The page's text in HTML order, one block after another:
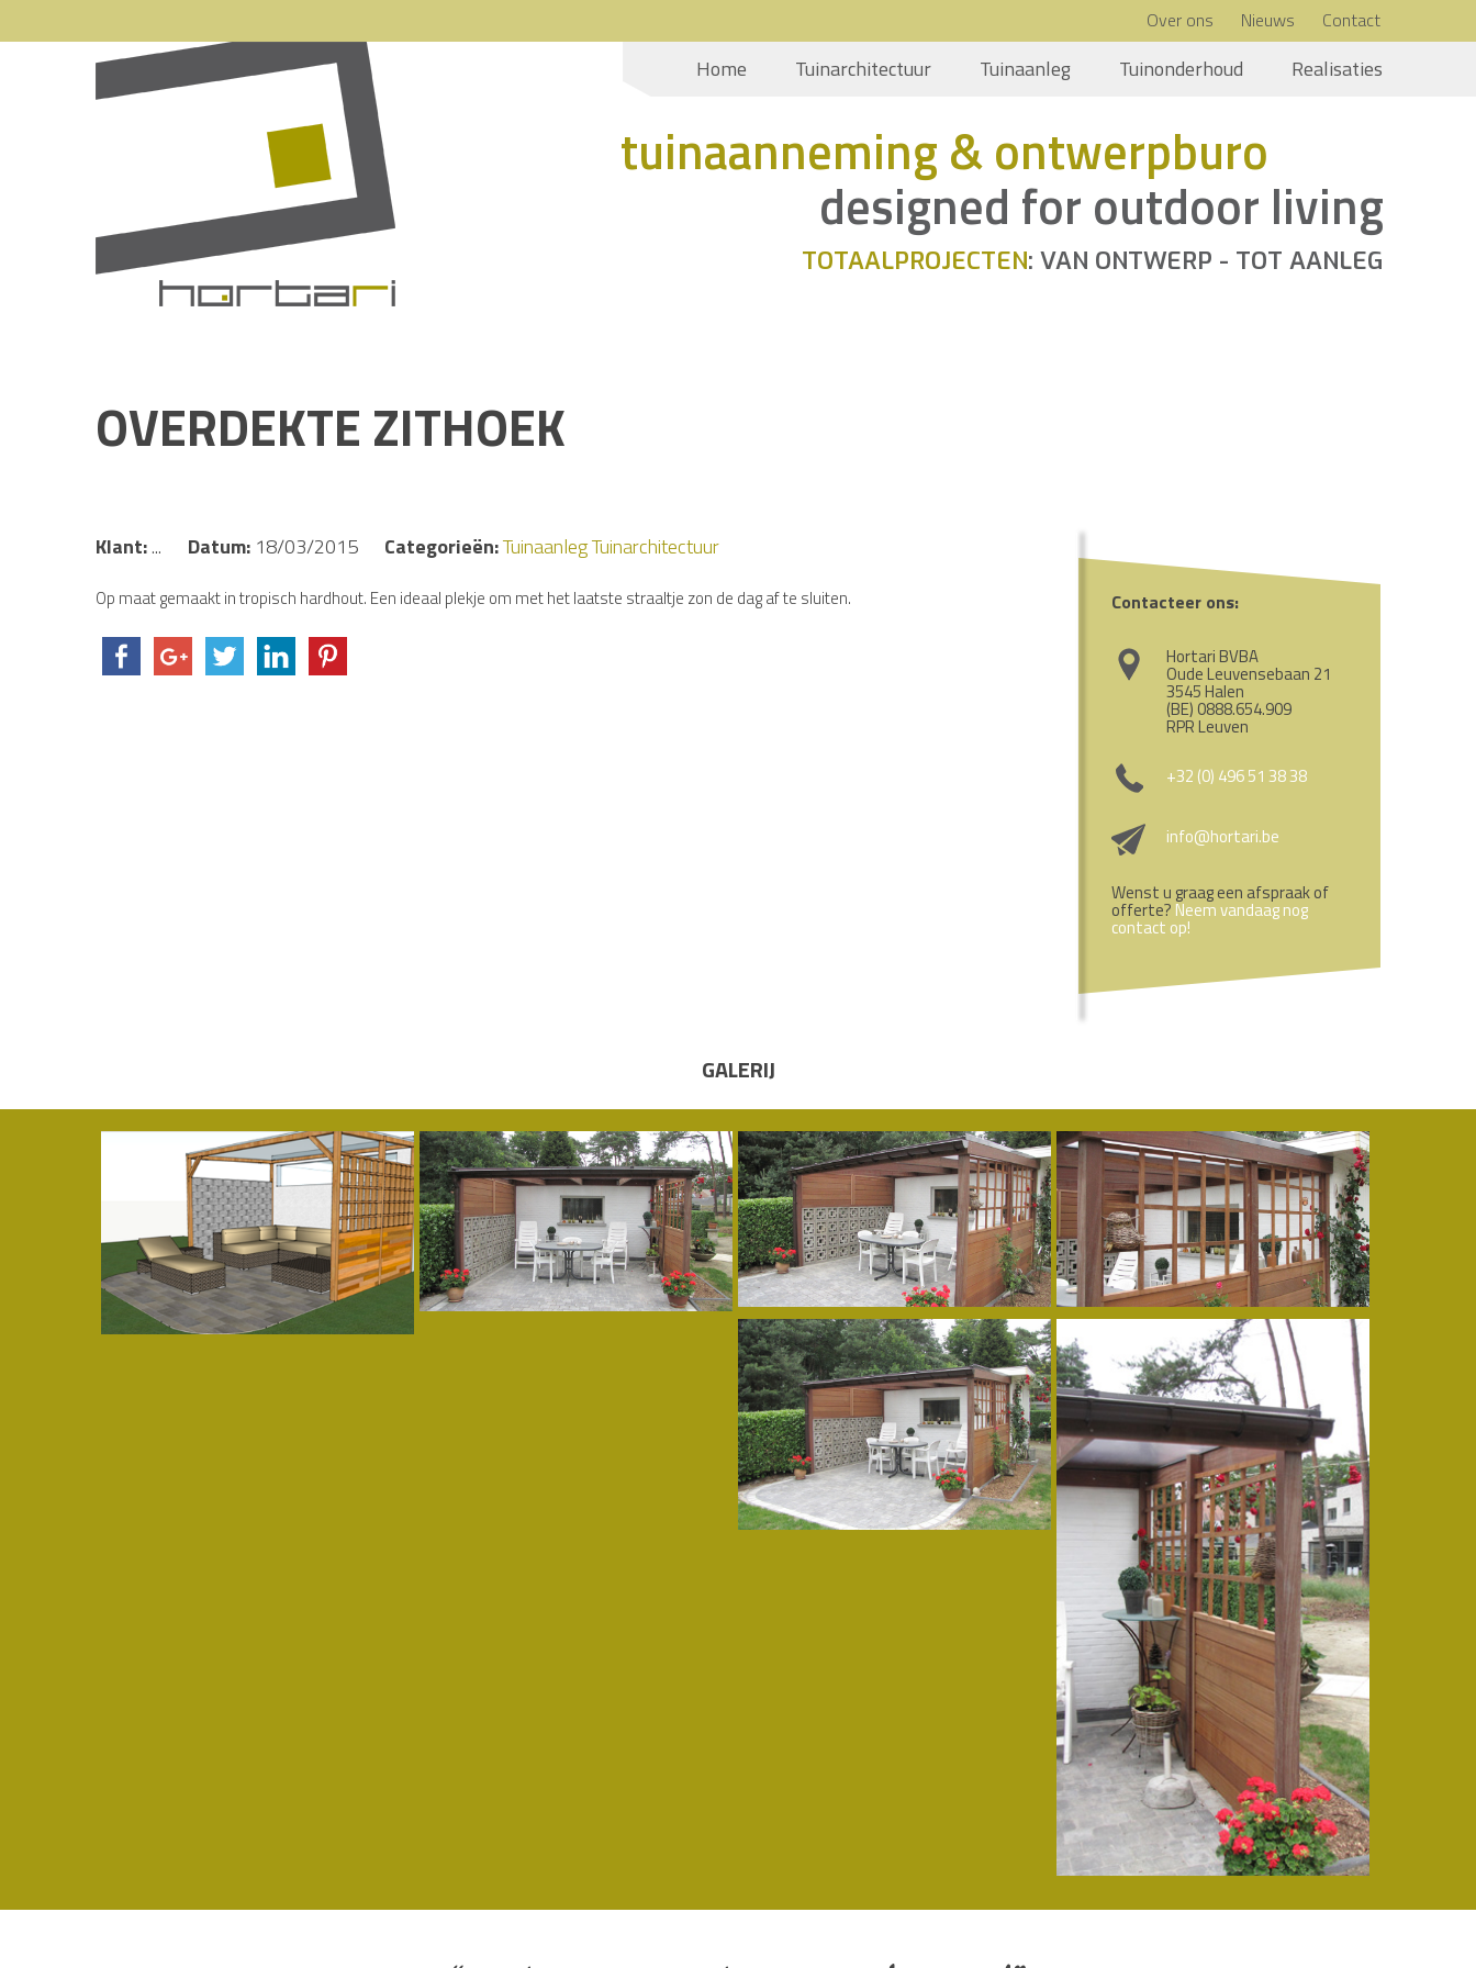
Over ons Nieuws Contact
Home Tuinarchitectuur Tuinaanleg Tuinonderhoud Realisaties
tuinaanneming & ontwerpburo
designed for outdoor living
TOTAALPROJECTEN: VAN ONTWERP - TOT AANLEG
OVERDEKTE ZITHOEK
Klant:... Datum: 18/03/2015 Categorieën:TuinaanlegTuinarchitectuur
Op maat gemaakt in tropisch hardhout. Een ideaal plekje om met het laatste straaltje zon de dag af te sluiten. Contacteer ons:
Hortari BVBA
Oude Leuvensebaan 21
3545 Halen
(BE) 0888.654.909
RPR Leuven
+32 (0) 496 51 38 38
info@hortari.be
Wenst u graag een afspraak of
offerte? Neem vandaag nog
contact op!
GALERIJ